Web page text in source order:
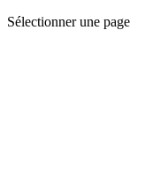
Sélectionner une page